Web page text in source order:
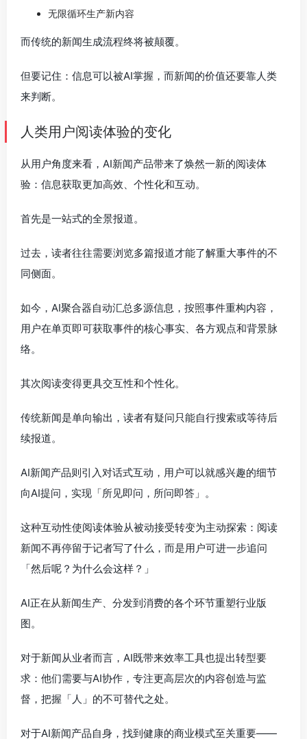
无限循环生产新内容
而传统的新闻生成流程终将被颠覆。
但要记住：信息可以被AI掌握，而新闻的价值还要靠人类
来判断。
人类用户阅读体验的变化
从用户角度来看，AI新闻产品带来了焕然一新的阅读体
验：信息获取更加高效、个性化和互动。
首先是一站式的全景报道。
过去，读者往往需要浏览多篇报道才能了解重大事件的不
同侧面。
如今，AI聚合器自动汇总多源信息，按照事件重构内容，
用户在单页即可获取事件的核心事实、各方观点和背景脉
络。
其次阅读变得更具交互性和个性化。
传统新闻是单向输出，读者有疑问只能自行搜索或等待后
续报道。
AI新闻产品则引入对话式互动，用户可以就感兴趣的细节
向AI提问，实现「所见即问，所问即答」。
这种互动性使阅读体验从被动接受转变为主动探索：阅读
新闻不再停留于记者写了什么，而是用户可进一步追问
「然后呢？为什么会这样？」
AI正在从新闻生产、分发到消费的各个环节重塑行业版
图。
对于新闻从业者而言，AI既带来效率工具也提出转型要
求：他们需要与AI协作，专注更高层次的内容创造与监
督，把握「人」的不可替代之处。
对于AI新闻产品自身，找到健康的商业模式至关重要——